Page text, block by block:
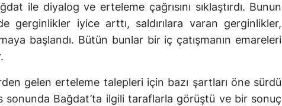
ile diyalog ve erteleme çağrısını sıklaştırdı. Bunun
gerginlikler iyice arttı, saldırılara varan gerginlikler,
başlandı. Bütün bunlar bir iç çatışmanın emareleri
gelen erteleme talepleri için bazı şartları öne sürdü
sonunda Bağdat’ta ilgili taraflarla görüştü ve bir sonuç